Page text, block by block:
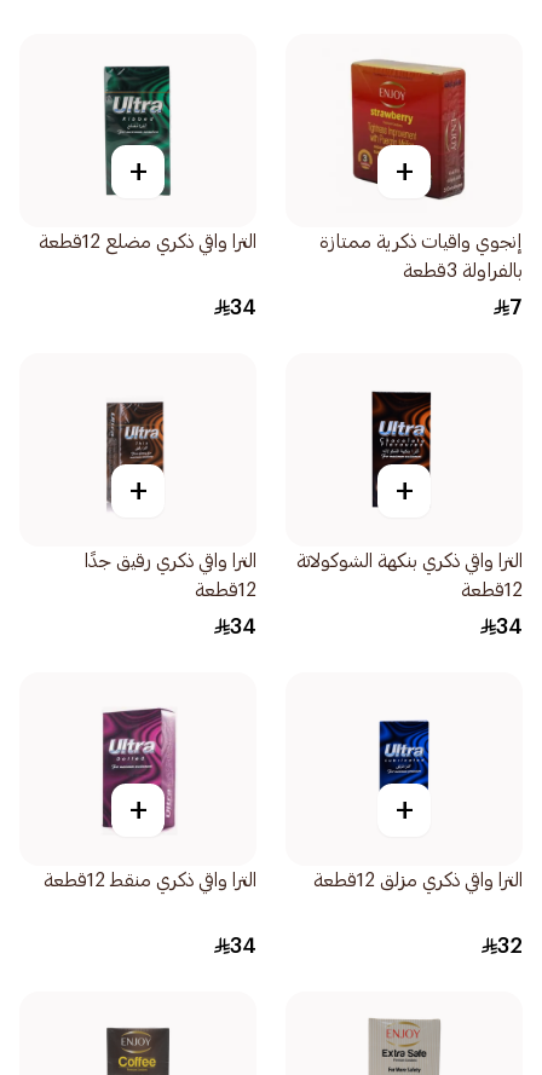
+
إنجوي واقيات ذكرية ممتازة
بالفراولة 3قطعة
7
+
الترا واقي ذكري مضلع 12قطعة
34
+
الترا واقي ذكري بنكهة الشوكولاتة
12قطعة
34
+
الترا واقي ذكري رقيق جدًا
12قطعة
34
+
الترا واقي ذكري مزلق 12قطعة
32
+
الترا واقي ذكري منقط 12قطعة
34